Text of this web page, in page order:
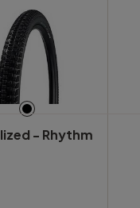
- Rhythm